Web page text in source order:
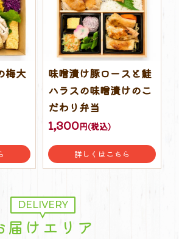
梅大
味噌漬け豚ロースと鮭
ハラスの味噌漬けのこ
だわり弁当
1,300円(税込)
詳しくはこちら
DELIVERY
届けエリア